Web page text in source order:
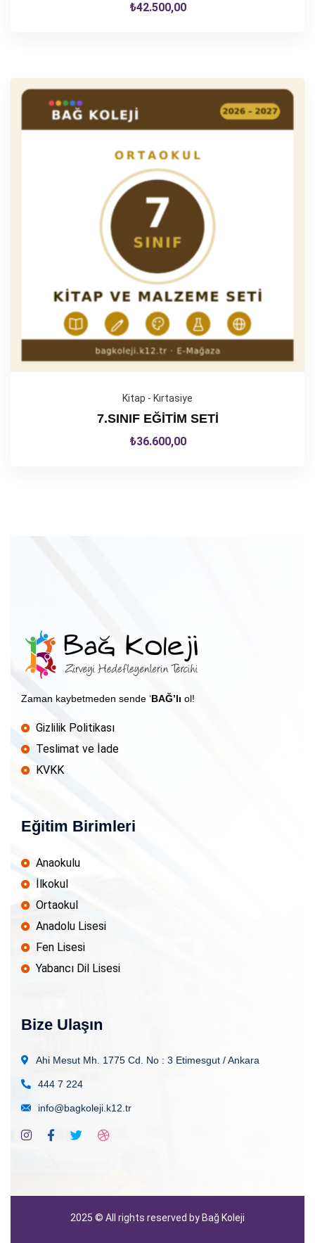
₺42.500,00
Kitap - Kırtasiye
7.SINIF EĞİTİM SETİ
₺36.600,00
Zaman kaybetmeden sende ‘BAĞ’lı ol!
Gizlilik Politikası
Teslimat ve İade
KVKK
Eğitim Birimleri
Anaokulu
İlkokul
Ortaokul
Anadolu Lisesi
Fen Lisesi
Yabancı Dil Lisesi
Bize Ulaşın
Ahi Mesut Mh. 1775 Cd. No : 3 Etimesgut / Ankara
444 7 224
info@bagkoleji.k12.tr
2025 © All rights reserved by Bağ Koleji